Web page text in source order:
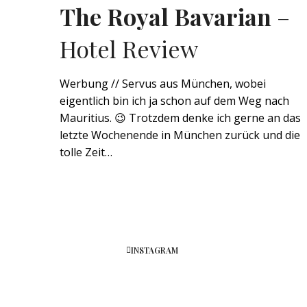
The Royal Bavarian –
Hotel Review
Werbung // Servus aus München, wobei
eigentlich bin ich ja schon auf dem Weg nach
Mauritius. 😉 Trotzdem denke ich gerne an das
letzte Wochenende in München zurück und die
tolle Zeit…
INSTAGRAM